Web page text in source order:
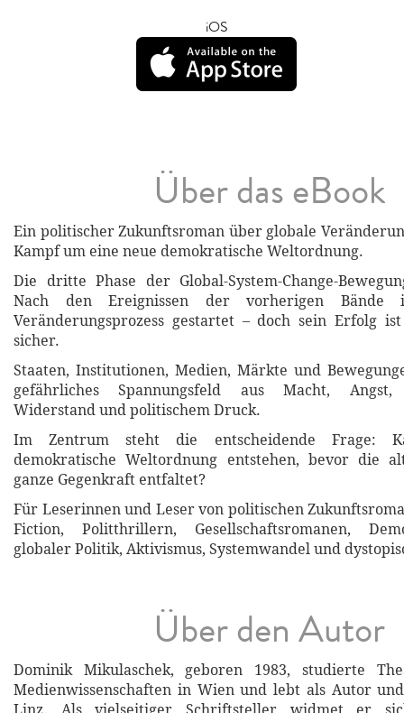
iOS
Über das eBook
Ein politischer Zukunftsroman über globale
Kampf um eine neue demokratische Weltordnung.
Die dritte Phase der Global-System-Change-
Nach den Ereignissen der vorherigen Bände
Veränderungsprozess gestartet – doch sein Erfolg
sicher.
Staaten, Institutionen, Medien, Märkte und
gefährliches Spannungsfeld aus Macht, Angst,
Widerstand und politischem Druck.
Im Zentrum steht die entscheidende Frage:
demokratische Weltordnung entstehen, bevor die
ganze Gegenkraft entfaltet?
Für Leserinnen und Leser von politischen
Fiction, Politthrillern, Gesellschaftsromanen,
globaler Politik, Aktivismus, Systemwandel und
Über den Autor
Dominik Mikulaschek, geboren 1983, studierte
Medienwissenschaften in Wien und lebt als Autor